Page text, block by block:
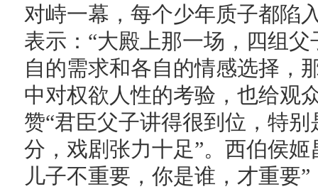
对峙一幕，每个少年质子都陷
表示：“大殿上那一场，四组
自的需求和各自的情感选择，
中对权欲人性的考验，也给观
赞“君臣父子讲得很到位，特
分，戏剧张力十足”。西伯侯
儿子不重要，你是谁，才重要